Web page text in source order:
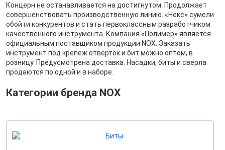
Концерн не останавливается на достигнутом. Продолжает
совершенствовать производственную линию. «Нокс» сумели
обойти конкурентов и стать первоклассным разработчиком
качественного инструмента. Компания «Полимер» является
официальным поставщиком продукции NOX. Заказать
инструмент под крепеж отверток и бит можно оптом, в
розницу. Предусмотрена доставка. Насадки, биты и сверла
продаются по одной и в наборе.
Категории бренда NOX